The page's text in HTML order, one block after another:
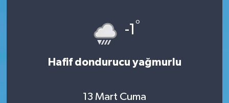
-1°
Hafif dondurucu yağmurlu
13 Mart Cuma